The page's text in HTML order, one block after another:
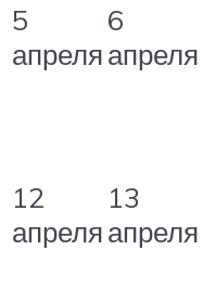
5
апреля
6
апреля
12
апреля
13
апреля